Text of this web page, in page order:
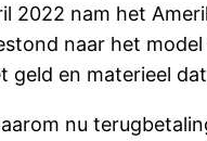
2022 nam het
naar het
geld en materieel
nu